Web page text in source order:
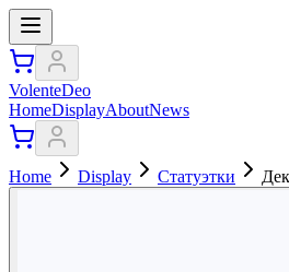
VolenteDeo
HomeDisplayAboutNews
Home Display Статуэтки